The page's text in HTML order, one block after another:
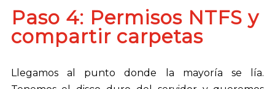
Paso 4: Permisos NTFS y
compartir carpetas
Llegamos al punto donde la mayoría se lía.